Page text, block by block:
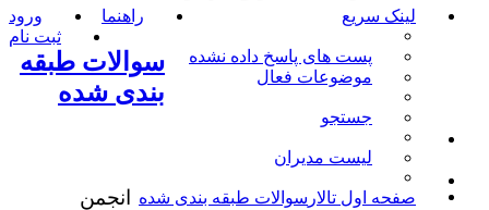
لینک سریع
پست های پاسخ داده نشده
موضوعات فعال
جستجو
لیست مدیران
راهنما
ورود
ثبت نام
صفحه اول تالار سوالات طبقه بندی شده
سوالات طبقه
بندی شده
انجمن